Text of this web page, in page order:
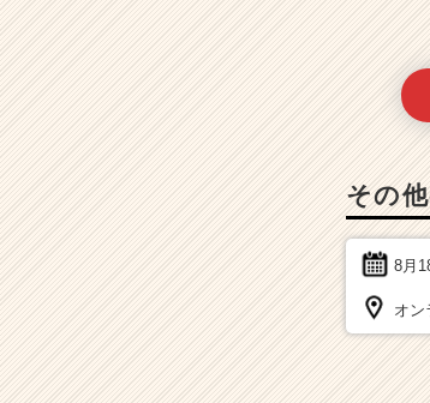
その
8月
オン